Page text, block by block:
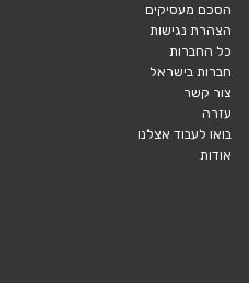
הסכם מעסיקים
הצהרת נגישות
כל החברות
חברות בישראל
צור קשר
עזרה
בואו לעבוד אצלנו
אודות